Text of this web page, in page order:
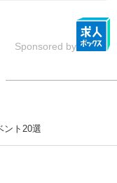
Sponsored by
ント20選